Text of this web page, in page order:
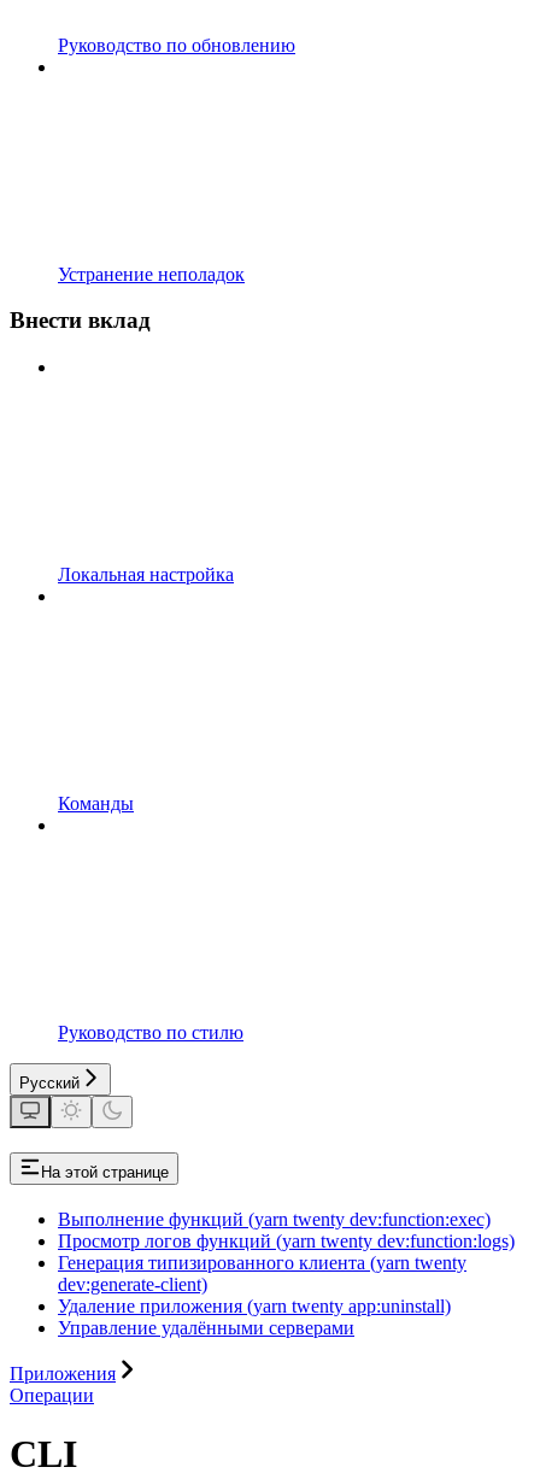
Руководство по обновлению
Устранение неполадок
Внести вклад
Локальная настройка
Команды
Руководство по стилю
Русский
На этой странице
Выполнение функций (yarn twenty dev:function:exec)
Просмотр логов функций (yarn twenty dev:function:logs)
Генерация типизированного клиента (yarn twenty
dev:generate-client)
Удаление приложения (yarn twenty app:uninstall)
Управление удалёнными серверами
Приложения
Операции
CLI